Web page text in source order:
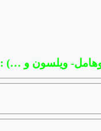
ویلسون و …) :